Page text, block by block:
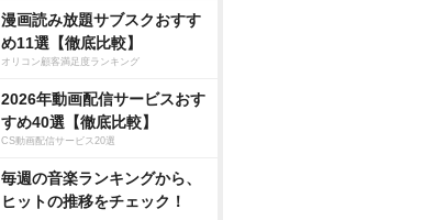
漫画読み放題サブスクおすす
め11選【徹底比較】
オリコン顧客満足度ランキング
2026年動画配信サービスおす
すめ40選【徹底比較】
CS動画配信サービス20選
毎週の音楽ランキングから、
ヒットの推移をチェック！